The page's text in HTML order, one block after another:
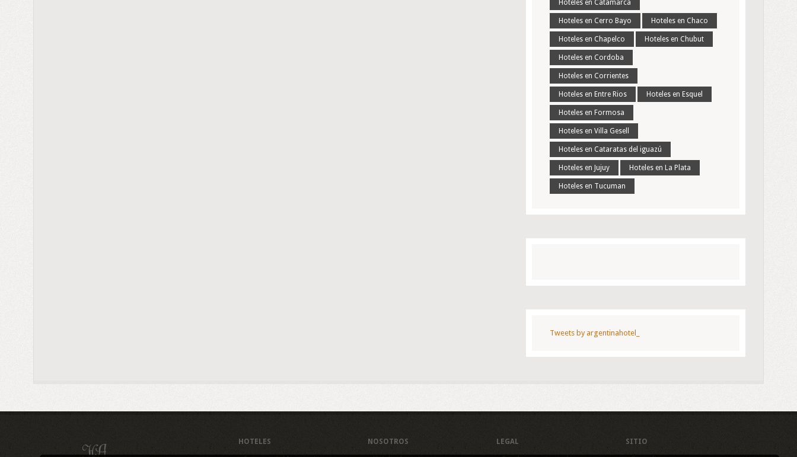
Hoteles en Catamarca
Hoteles en Cerro Bayo Hoteles en Chaco
Hoteles en Chapelco Hoteles en Chubut
Hoteles en Cordoba
Hoteles en Corrientes
Hoteles en Entre Rios Hoteles en Esquel
Hoteles en Formosa
Hoteles en Villa Gesell
Hoteles en Cataratas del iguazú
Hoteles en Jujuy Hoteles en La Plata
Hoteles en Tucuman
Tweets by argentinahotel_
HOTELES NOSOTROS LEGAL SITIO